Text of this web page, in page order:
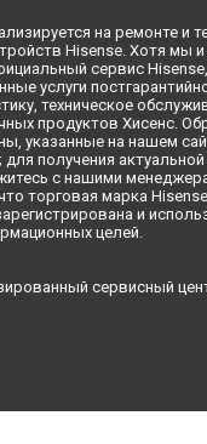
на ремонте и
Hisense. Хотя мы и
сервис
услуги
техническое
продуктов Хисенс.
указанные на нашем
получения
с нашими
торговая марка
и
целей.
сервисный